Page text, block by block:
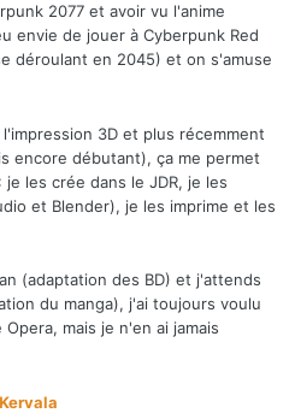
2077 et avoir vu l'anime
envie de jouer à Cyberpunk Red
déroulant en 2045) et on s'amuse
3D et plus récemment
encore débutant), ça me permet
les crée dans le JDR, je les
et Blender), je les imprime et les
(adaptation des BD) et j'attends
du manga), j'ai toujours voulu
mais je n'en ai jamais